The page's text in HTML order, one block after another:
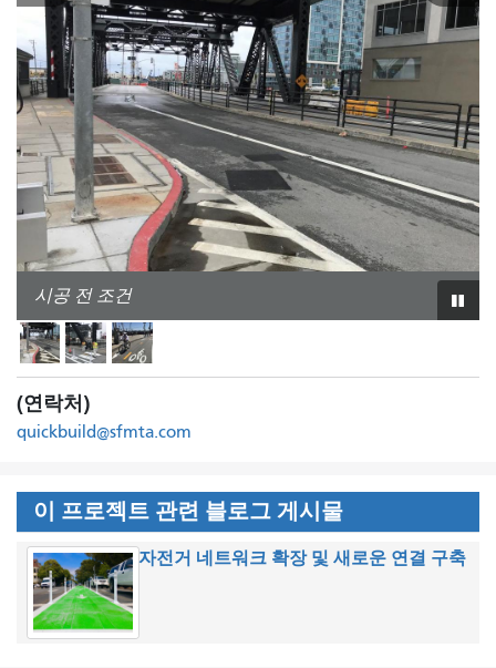
시공 전 조건
건설
시공 후 조건
슬
라
드
거
나
(연락처)
quickbuild@sfmta.com
이 프로젝트 관련 블로그 게시물
자전거 네트워크 확장 및 새로운 연결 구축